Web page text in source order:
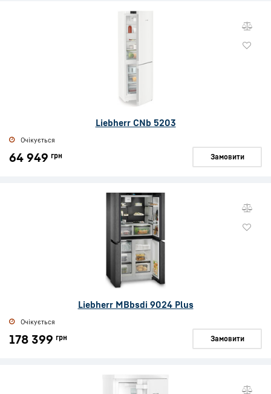
Liebherr CNb 5203
Очікується
64 949 грн Замовити
Liebherr MBbsdi 9024 Plus
Очікується
178 399 грн Замовити